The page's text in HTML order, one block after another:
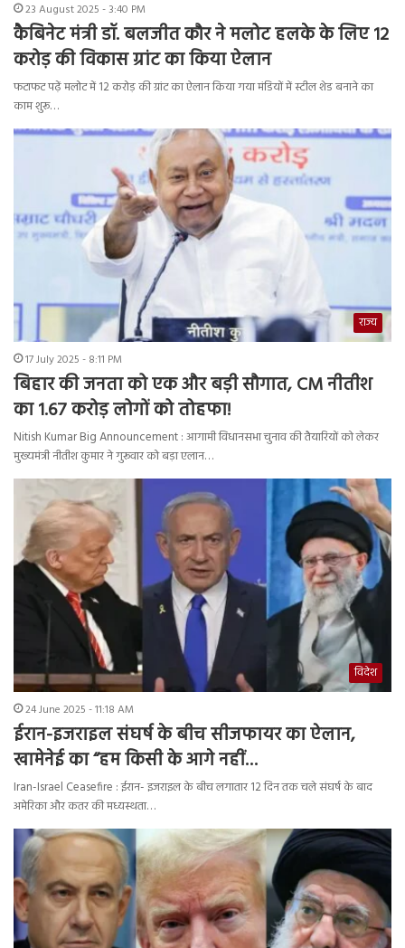
23 August 2025 - 3:40 PM
कैबिनेट मंत्री डॉ. बलजीत कौर ने मलोट हलके के लिए 12
करोड़ की विकास ग्रांट का किया ऐलान
फटाफट पढ़ें मलोट में 12 करोड़ की ग्रांट का ऐलान किया गया मंडियों में स्टील शेड बनाने का
काम शुरू…
राज्य
17 July 2025 - 8:11 PM
बिहार की जनता को एक और बड़ी सौगात, CM नीतीश
का 1.67 करोड़ लोगों को तोहफा!
Nitish Kumar Big Announcement : आगामी विधानसभा चुनाव की तैयारियों को लेकर
मुख्यमंत्री नीतीश कुमार ने गुरूवार को बड़ा एलान…
विदेश
24 June 2025 - 11:18 AM
ईरान-इजराइल संघर्ष के बीच सीजफायर का ऐलान,
खामेनेई का “हम किसी के आगे नहीं…
Iran-Israel Ceasefire : ईरान- इजराइल के बीच लगातार 12 दिन तक चले संघर्ष के बाद
अमेरिका और कतर की मध्यस्थता…